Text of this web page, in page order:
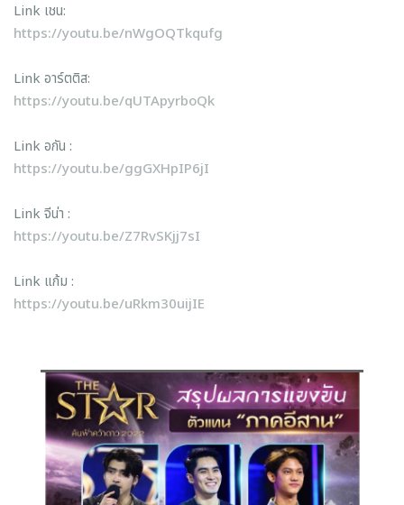
Link เชน:
https://youtu.be/nWgOQTkqufg
Link อาร์ตติส:
https://youtu.be/qUTApyrboQk
Link อกัน :
https://youtu.be/ggGXHpIP6jI
Link จีน่า :
https://youtu.be/Z7RvSKjj7sI
Link แก้ม :
https://youtu.be/uRkm30uijIE